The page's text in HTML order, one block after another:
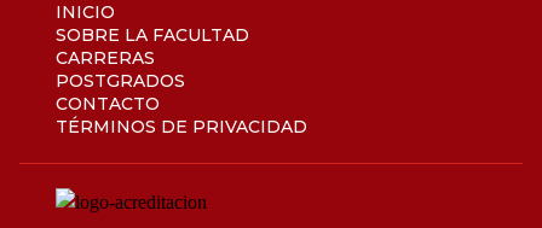
INICIO
SOBRE LA FACULTAD
CARRERAS
POSTGRADOS
CONTACTO
TÉRMINOS DE PRIVACIDAD